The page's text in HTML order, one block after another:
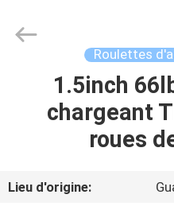
MAISON
PRODUITS
VIDÉOS
Metal
Roulettes
1.5inch
chargeant
roues
Lieu d'origine: